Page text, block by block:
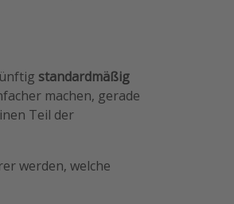
standardmäßig
machen, gerade
Teil der
werden, welche